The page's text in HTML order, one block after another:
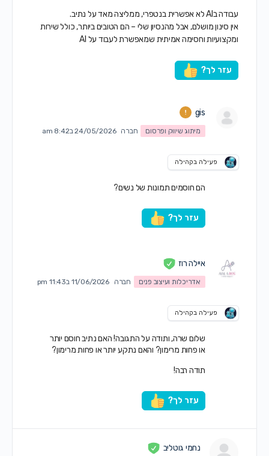
עבודה בAI לא אפשרית בנטפרי, ממליצה מאד על נתיב.
אין סינון מושלם, אבל מהנסיון שלי – הם הטובים ביותר, כולל שירות
ומקצועיות וחסימה אמיתית שמאפשרת לעבוד על AI
עזר לך?
gis
מיתוג שיווק ופרסום חברה 24/05/2026 ב8:42 am
פעילה בקהילה
הם חוסמים תמונות של נשים?
עזר לך?
איילה רוז
אדריכלות ועיצוב פנים חברה 11/06/2026 ב11:43 pm
פעילה בקהילה
שלום שרה, ותודה על התגובה! האם נתיב חוסם יותר
או פחות מרימון? והאם נתקע יותר או פחות מרימון?
תודה רבה!
עזר לך?
נחמי גוטליב